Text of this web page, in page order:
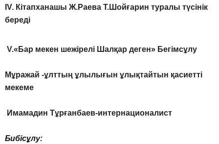
ІV. Кітапханашы Ж.Раева Т.Шойғарин туралы түсінік
береді
V.«Бар мекен шежірелі Шалқар деген» Бегімсұлу
Мұражай -ұлттың ұлылығын ұлықтайтын қасиетті
мекеме
Имамадин Тұрғанбаев-интернационалист
Бибісұлу: